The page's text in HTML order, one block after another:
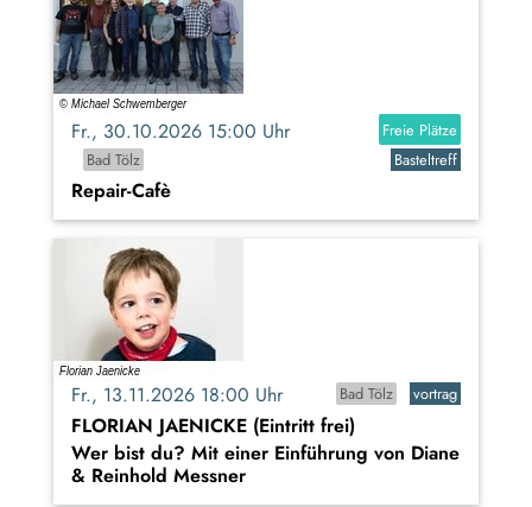
Fr., 30.10.2026 15:00 Uhr
Freie Plätze
Bad Tölz
Basteltreff
Repair-Cafè
Fr., 13.11.2026 18:00 Uhr Bad Tölz vortrag
FLORIAN JAENICKE (Eintritt frei)
Wer bist du? Mit einer Einführung von Diane
& Reinhold Messner